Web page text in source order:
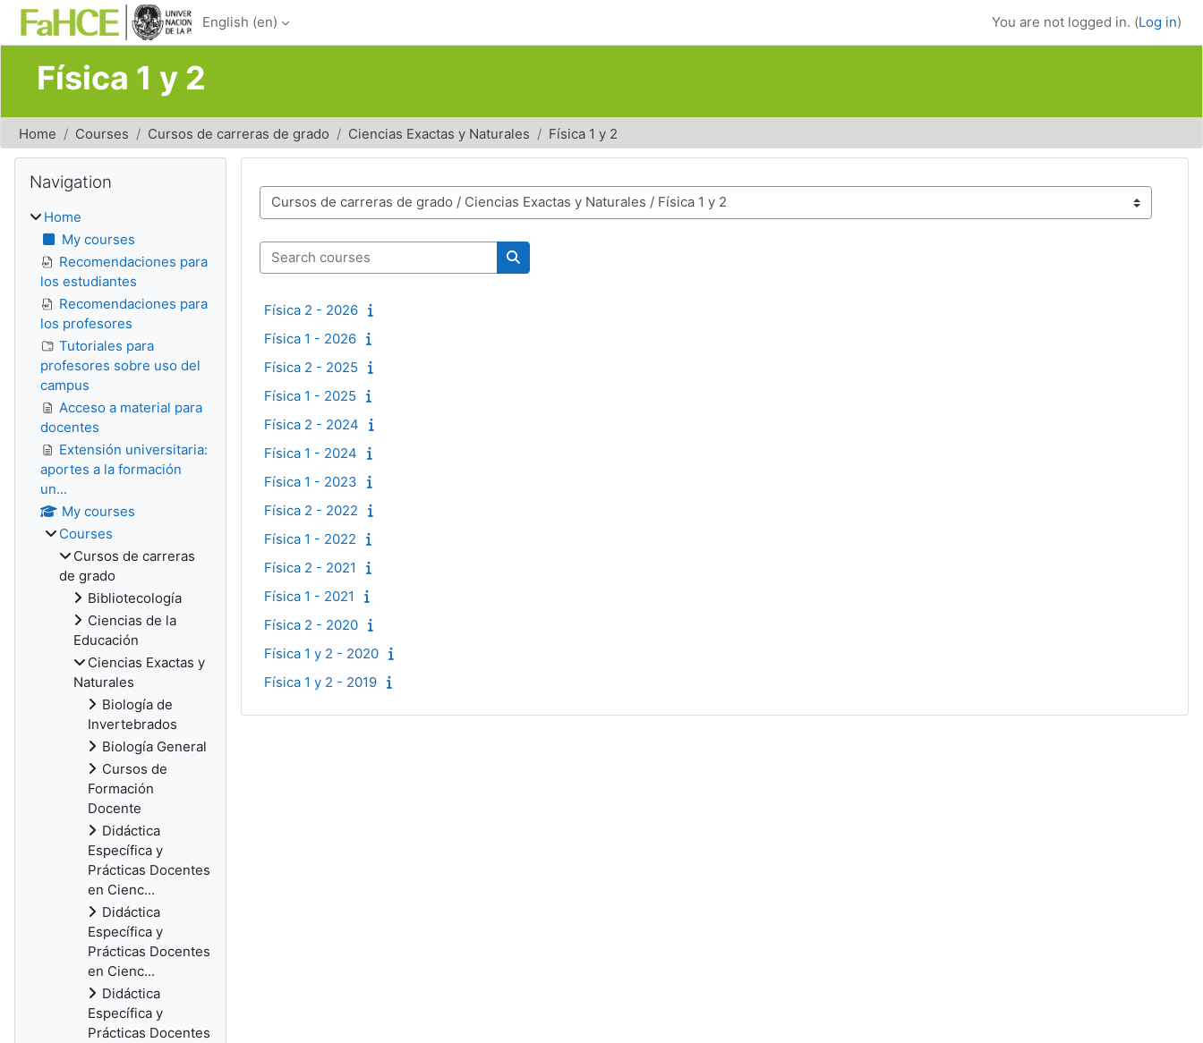
Skip to main content
English ‎(en)‎ You are not logged in. (Log in)
Física 1 y 2
Home Courses Cursos de carreras de grado Ciencias Exactas y Naturales Física 1 y 2
Course categories
Search courses
Search courses
Física 2 - 2026
Física 1 - 2026
Física 2 - 2025
Física 1 - 2025
Física 2 - 2024
Física 1 - 2024
Física 1 - 2023
Física 2 - 2022
Física 1 - 2022
Física 2 - 2021
Física 1 - 2021
Física 2 - 2020
Física 1 y 2 - 2020
Física 1 y 2 - 2019
Blocks
Navigation
Home
My courses
Recomendaciones para
los estudiantes
Recomendaciones para
los profesores
Tutoriales para
profesores sobre uso del
campus
Acceso a material para
docentes
Extensión universitaria:
aportes a la formación
un...
My courses
Courses
Cursos de carreras
de grado
Bibliotecología
Ciencias de la
Educación
Ciencias Exactas y
Naturales
Biología de
Invertebrados
Biología General
Cursos de
Formación
Docente
Didáctica
Específica y
Prácticas Docentes
en Cienc...
Didáctica
Específica y
Prácticas Docentes
en Cienc...
Didáctica
Específica y
Prácticas Docentes